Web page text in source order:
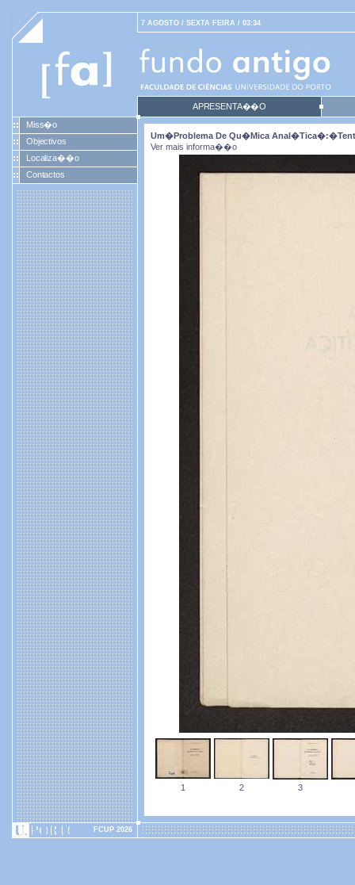
7 AGOSTO / SEXTA FEIRA / 03:34
APRESENTA��O
Miss�o
Objectivos
Localiza��o
Contactos
Um�problema De Qu�mica
Ver mais informa��o
1 2 3
FCUP 2026